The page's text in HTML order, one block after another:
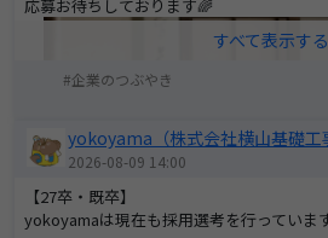
応募お待ちしております🌈
企業のつぶやき
yokoyama（株式会社横山基礎工
2026-08-09 14:00
【27卒・既卒】
yokoyamaは現在も採用選考を行っていま